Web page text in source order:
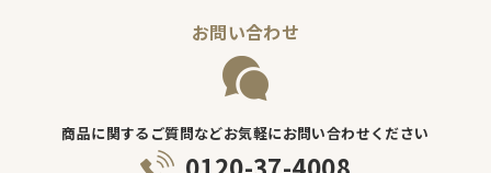
お問い合わせ
商品に関するご質問などお気軽にお問い合わせください